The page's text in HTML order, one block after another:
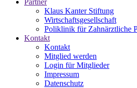
Partner
Klaus Kanter Stiftung
Wirtschaftsgesellschaft
Poliklinik für Zahnärztliche
Kontakt
Kontakt
Mitglied werden
Login für Mitglieder
Impressum
Datenschutz